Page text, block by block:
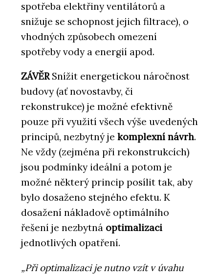
spotřeba elektřiny ventilátorů a
snižuje se schopnost jejich filtrace), o
vhodných způsobech omezení
spotřeby vody a energií apod.
ZÁVĚRSnížit energetickou náročnost
budovy (ať novostavby, či
rekonstrukce) je možné efektivně
pouze při využití všech výše uvedených
principů, nezbytný je komplexní návrh.
Ne vždy (zejména při rekonstrukcích)
jsou podmínky ideální a potom je
možné některý princip posílit tak, aby
bylo dosaženo stejného efektu. K
dosažení nákladově optimálního
řešení je nezbytná optimalizaci
jednotlivých opatření.
„Při optimalizaci je nutno vzít v úvahu